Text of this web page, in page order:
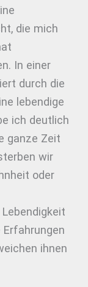
die mich
In einer
durch die
lebendige
ich deutlich
ganze Zeit
wir
oder
Erfahrungen
ihnen